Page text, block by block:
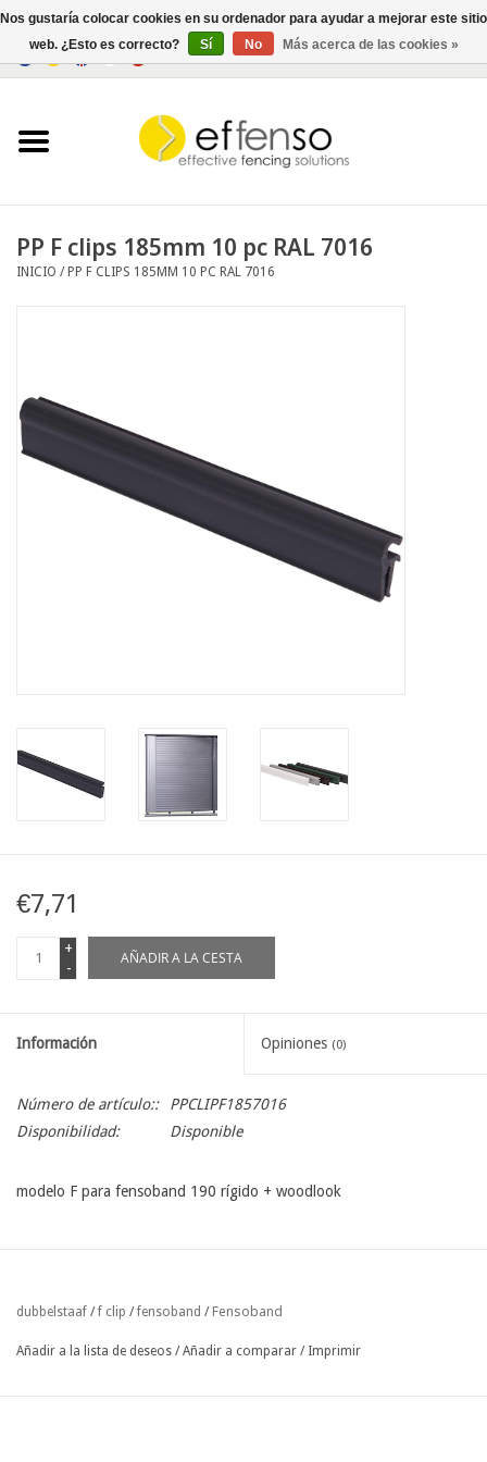
Negociar
Documentos
PP F clips 185mm 10 pc RAL 7016
INICIO /PP F CLIPS 185MM 10 PC RAL 7016
€7,71
+
-
AÑADIR A LA CESTA
Información Opiniones (0)
Número de artículo::
PPCLIPF1857016
Disponibilidad:
Disponible
modelo F para fensoband 190 rígido + woodlook
dubbelstaaf /f clip /fensoband / Fensoband
Añadir a la lista de deseos /Añadir a comparar / Imprimir
Nos gustaría colocar cookies en su ordenador para ayudar a mejorar este sitio
web. ¿Esto es correcto?
Sí No Más acerca de las cookies »